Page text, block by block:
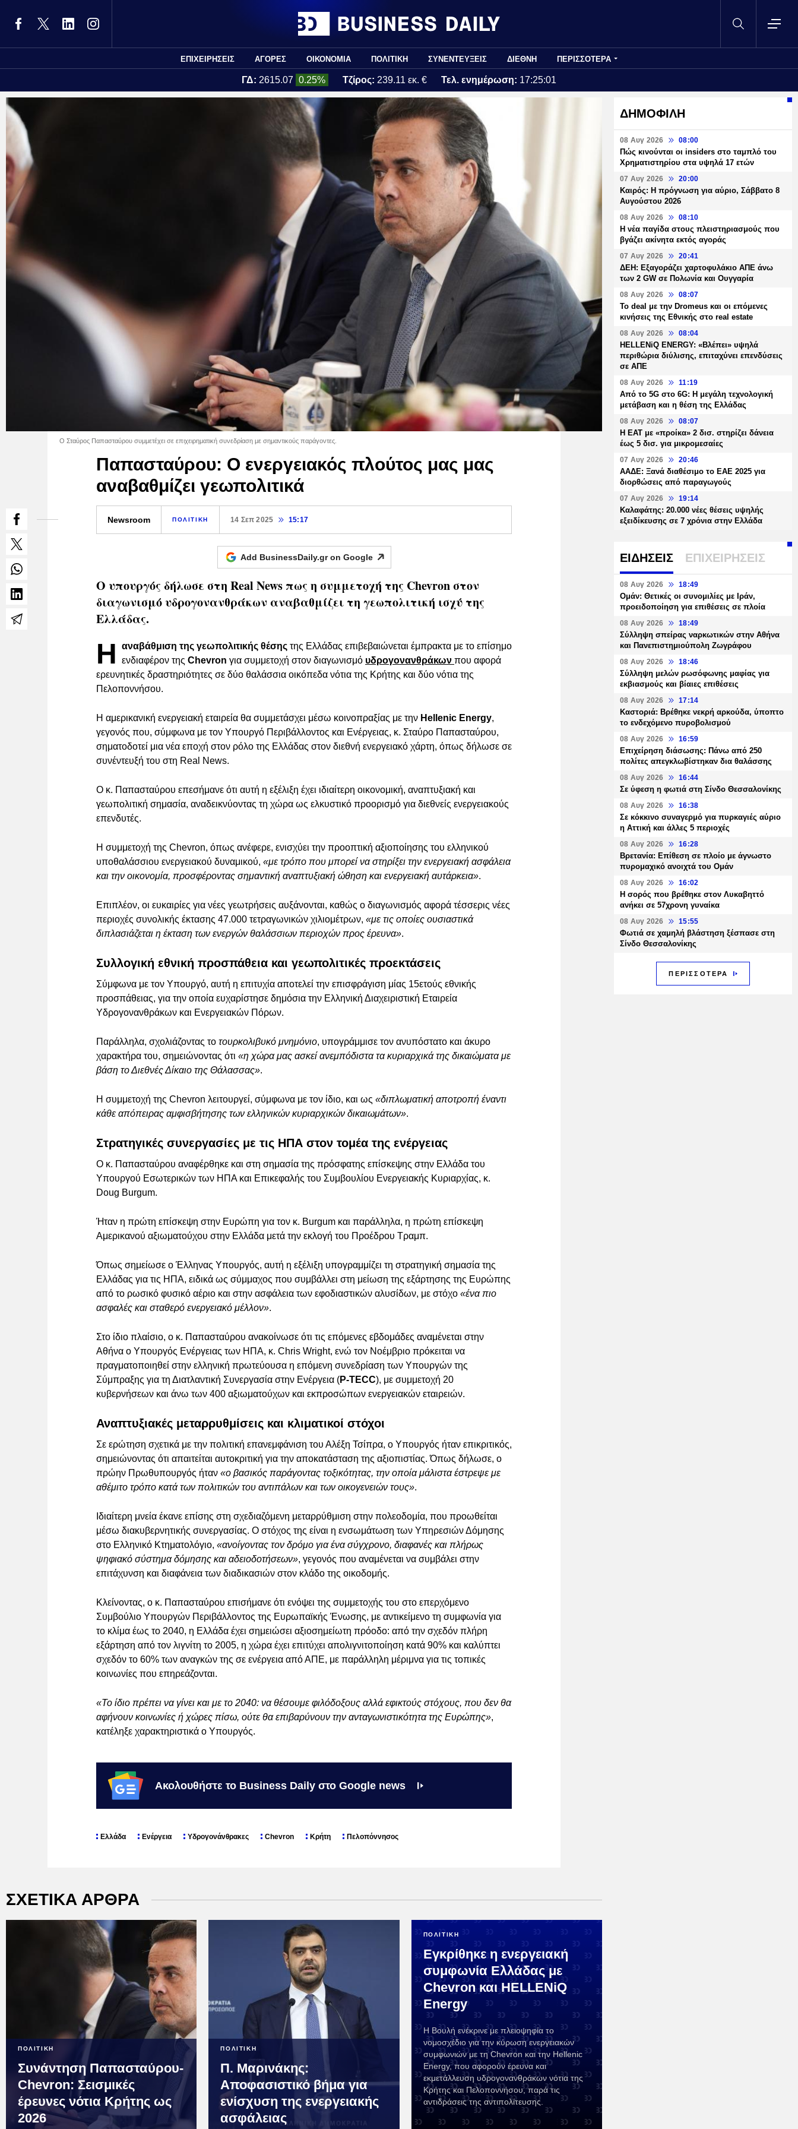
ΕΠΙΧΕΙΡΗΣΕΙΣ ΑΓΟΡΕΣ ΟΙΚΟΝΟΜΙΑ ΠΟΛΙΤΙΚΗ ΣΥΝΕΝΤΕΥΞΕΙΣ ΔΙΕΘΝΗ ΠΕΡΙΣΣΟΤΕΡΑ
ΓΔ: 2615.07 0.25% Τζίρος: 239.11 εκ. € Τελ. ενημέρωση: 17:25:01
Ο Σταύρος Παπασταύρου συμμετέχει σε επιχειρηματική συνεδρίαση με σημαντικούς παράγοντες.
Παπασταύρου: Ο ενεργειακός πλούτος μας μας
αναβαθμίζει γεωπολιτικά
Newsroom ΠΟΛΙΤΙΚΗ 14 Σεπ 2025 15:17
Add BusinessDaily.gr on Google
Ο υπουργός δήλωσε στη Real News πως η συμμετοχή της Chevron στον
διαγωνισμό υδρογονανθράκων αναβαθμίζει τη γεωπολιτική ισχύ της
Ελλάδας.
Η αναβάθμιση της γεωπολιτικής θέσης της Ελλάδας επιβεβαιώνεται έμπρακτα με το επίσημο
ενδιαφέρον της Chevron για συμμετοχή στον διαγωνισμό υδρογονανθράκων που αφορά
ερευνητικές δραστηριότητες σε δύο θαλάσσια οικόπεδα νότια της Κρήτης και δύο νότια της
Πελοποννήσου.
Η αμερικανική ενεργειακή εταιρεία θα συμμετάσχει μέσω κοινοπραξίας με την Hellenic Energy,
γεγονός που, σύμφωνα με τον Υπουργό Περιβάλλοντος και Ενέργειας, κ. Σταύρο Παπασταύρου,
σηματοδοτεί μια νέα εποχή στον ρόλο της Ελλάδας στον διεθνή ενεργειακό χάρτη, όπως δήλωσε σε
συνέντευξή του στη Real News.
Ο κ. Παπασταύρου επεσήμανε ότι αυτή η εξέλιξη έχει ιδιαίτερη οικονομική, αναπτυξιακή και
γεωπολιτική σημασία, αναδεικνύοντας τη χώρα ως ελκυστικό προορισμό για διεθνείς ενεργειακούς
επενδυτές.
Η συμμετοχή της Chevron, όπως ανέφερε, ενισχύει την προοπτική αξιοποίησης του ελληνικού
υποθαλάσσιου ενεργειακού δυναμικού, «με τρόπο που μπορεί να στηρίξει την ενεργειακή ασφάλεια
και την οικονομία, προσφέροντας σημαντική αναπτυξιακή ώθηση και ενεργειακή αυτάρκεια».
Επιπλέον, οι ευκαιρίες για νέες γεωτρήσεις αυξάνονται, καθώς ο διαγωνισμός αφορά τέσσερις νέες
περιοχές συνολικής έκτασης 47.000 τετραγωνικών χιλιομέτρων, «με τις οποίες ουσιαστικά
διπλασιάζεται η έκταση των ενεργών θαλάσσιων περιοχών προς έρευνα».
Συλλογική εθνική προσπάθεια και γεωπολιτικές προεκτάσεις
Σύμφωνα με τον Υπουργό, αυτή η επιτυχία αποτελεί την επισφράγιση μίας 15ετούς εθνικής
προσπάθειας, για την οποία ευχαρίστησε δημόσια την Ελληνική Διαχειριστική Εταιρεία
Υδρογονανθράκων και Ενεργειακών Πόρων.
Παράλληλα, σχολιάζοντας το τουρκολιβυκό μνημόνιο, υπογράμμισε τον ανυπόστατο και άκυρο
χαρακτήρα του, σημειώνοντας ότι «η χώρα μας ασκεί ανεμπόδιστα τα κυριαρχικά της δικαιώματα με
βάση το Διεθνές Δίκαιο της Θάλασσας».
Η συμμετοχή της Chevron λειτουργεί, σύμφωνα με τον ίδιο, και ως «διπλωματική αποτροπή έναντι
κάθε απόπειρας αμφισβήτησης των ελληνικών κυριαρχικών δικαιωμάτων».
Στρατηγικές συνεργασίες με τις ΗΠΑ στον τομέα της ενέργειας
Ο κ. Παπασταύρου αναφέρθηκε και στη σημασία της πρόσφατης επίσκεψης στην Ελλάδα του
Υπουργού Εσωτερικών των ΗΠΑ και Επικεφαλής του Συμβουλίου Ενεργειακής Κυριαρχίας, κ.
Doug Burgum.
Ήταν η πρώτη επίσκεψη στην Ευρώπη για τον κ. Burgum και παράλληλα, η πρώτη επίσκεψη
Αμερικανού αξιωματούχου στην Ελλάδα μετά την εκλογή του Προέδρου Τραμπ.
Όπως σημείωσε ο Έλληνας Υπουργός, αυτή η εξέλιξη υπογραμμίζει τη στρατηγική σημασία της
Ελλάδας για τις ΗΠΑ, ειδικά ως σύμμαχος που συμβάλλει στη μείωση της εξάρτησης της Ευρώπης
από το ρωσικό φυσικό αέριο και στην ασφάλεια των εφοδιαστικών αλυσίδων, με στόχο «ένα πιο
ασφαλές και σταθερό ενεργειακό μέλλον».
Στο ίδιο πλαίσιο, ο κ. Παπασταύρου ανακοίνωσε ότι τις επόμενες εβδομάδες αναμένεται στην
Αθήνα ο Υπουργός Ενέργειας των ΗΠΑ, κ. Chris Wright, ενώ τον Νοέμβριο πρόκειται να
πραγματοποιηθεί στην ελληνική πρωτεύουσα η επόμενη συνεδρίαση των Υπουργών της
Σύμπραξης για τη Διατλαντική Συνεργασία στην Ενέργεια (P-TECC), με συμμετοχή 20
κυβερνήσεων και άνω των 400 αξιωματούχων και εκπροσώπων ενεργειακών εταιρειών.
Αναπτυξιακές μεταρρυθμίσεις και κλιματικοί στόχοι
Σε ερώτηση σχετικά με την πολιτική επανεμφάνιση του Αλέξη Τσίπρα, ο Υπουργός ήταν επικριτικός,
σημειώνοντας ότι απαιτείται αυτοκριτική για την αποκατάσταση της αξιοπιστίας. Όπως δήλωσε, ο
πρώην Πρωθυπουργός ήταν «ο βασικός παράγοντας τοξικότητας, την οποία μάλιστα έστρεψε με
αθέμιτο τρόπο κατά των πολιτικών του αντιπάλων και των οικογενειών τους».
Ιδιαίτερη μνεία έκανε επίσης στη σχεδιαζόμενη μεταρρύθμιση στην πολεοδομία, που προωθείται
μέσω διακυβερνητικής συνεργασίας. Ο στόχος της είναι η ενσωμάτωση των Υπηρεσιών Δόμησης
στο Ελληνικό Κτηματολόγιο, «ανοίγοντας τον δρόμο για ένα σύγχρονο, διαφανές και πλήρως
ψηφιακό σύστημα δόμησης και αδειοδοτήσεων», γεγονός που αναμένεται να συμβάλει στην
επιτάχυνση και διαφάνεια των διαδικασιών στον κλάδο της οικοδομής.
Κλείνοντας, ο κ. Παπασταύρου επισήμανε ότι ενόψει της συμμετοχής του στο επερχόμενο
Συμβούλιο Υπουργών Περιβάλλοντος της Ευρωπαϊκής Ένωσης, με αντικείμενο τη συμφωνία για
το κλίμα έως το 2040, η Ελλάδα έχει σημειώσει αξιοσημείωτη πρόοδο: από την σχεδόν πλήρη
εξάρτηση από τον λιγνίτη το 2005, η χώρα έχει επιτύχει απολιγνιτοποίηση κατά 90% και καλύπτει
σχεδόν το 60% των αναγκών της σε ενέργεια από ΑΠΕ, με παράλληλη μέριμνα για τις τοπικές
κοινωνίες που επηρεάζονται.
«Το ίδιο πρέπει να γίνει και με το 2040: να θέσουμε φιλόδοξους αλλά εφικτούς στόχους, που δεν θα
αφήνουν κοινωνίες ή χώρες πίσω, ούτε θα επιβαρύνουν την ανταγωνιστικότητα της Ευρώπης»,
κατέληξε χαρακτηριστικά ο Υπουργός.
Ακολουθήστε το Business Daily στο Google news
Ελλάδα Ενέργεια Υδρογονάνθρακες Chevron Κρήτη Πελοπόννησος
ΣΧΕΤΙΚΑ ΑΡΘΡΑ
ΠΟΛΙΤΙΚΗ
Συνάντηση Παπασταύρου-
Chevron: Σεισμικές
έρευνες νότια Κρήτης ως
2026
ΠΟΛΙΤΙΚΗ
Π. Μαρινάκης:
Αποφασιστικό βήμα για
ενίσχυση της ενεργειακής
ασφάλειας
ΠΟΛΙΤΙΚΗ
Εγκρίθηκε η ενεργειακή
συμφωνία Ελλάδας με
Chevron και HELLENiQ
Energy
Η Βουλή ενέκρινε με πλειοψηφία το
νομοσχέδιο για την κύρωση ενεργειακών
συμφωνιών με τη Chevron και την Hellenic
Energy, που αφορούν έρευνα και
εκμετάλλευση υδρογονανθράκων νότια της
Κρήτης και Πελοποννήσου, παρά τις
αντιδράσεις της αντιπολίτευσης.
ΔΗΜΟΦΙΛΗ
08 Αυγ 2026 08:00
Πώς κινούνται οι insiders στο ταμπλό του
Χρηματιστηρίου στα υψηλά 17 ετών
07 Αυγ 2026 20:00
Καιρός: Η πρόγνωση για αύριο, Σάββατο 8
Αυγούστου 2026
08 Αυγ 2026 08:10
Η νέα παγίδα στους πλειστηριασμούς που
βγάζει ακίνητα εκτός αγοράς
07 Αυγ 2026 20:41
ΔΕΗ: Εξαγοράζει χαρτοφυλάκιο ΑΠΕ άνω
των 2 GW σε Πολωνία και Ουγγαρία
08 Αυγ 2026 08:07
Το deal με την Dromeus και οι επόμενες
κινήσεις της Εθνικής στο real estate
08 Αυγ 2026 08:04
HELLENiQ ENERGY: «Βλέπει» υψηλά
περιθώρια διύλισης, επιταχύνει επενδύσεις
σε ΑΠΕ
08 Αυγ 2026 11:19
Από το 5G στο 6G: Η μεγάλη τεχνολογική
μετάβαση και η θέση της Ελλάδας
08 Αυγ 2026 08:07
Η ΕΑΤ με «προίκα» 2 δισ. στηρίζει δάνεια
έως 5 δισ. για μικρομεσαίες
07 Αυγ 2026 20:46
ΑΑΔΕ: Ξανά διαθέσιμο το ΕΑΕ 2025 για
διορθώσεις από παραγωγούς
07 Αυγ 2026 19:14
Καλαφάτης: 20.000 νέες θέσεις υψηλής
εξειδίκευσης σε 7 χρόνια στην Ελλάδα
ΕΙΔΗΣΕΙΣ ΕΠΙΧΕΙΡΗΣΕΙΣ
08 Αυγ 2026 18:49
Ομάν: Θετικές οι συνομιλίες με Ιράν,
προειδοποίηση για επιθέσεις σε πλοία
08 Αυγ 2026 18:49
Σύλληψη σπείρας ναρκωτικών στην Αθήνα
και Πανεπιστημιούπολη Ζωγράφου
08 Αυγ 2026 18:46
Σύλληψη μελών ρωσόφωνης μαφίας για
εκβιασμούς και βίαιες επιθέσεις
08 Αυγ 2026 17:14
Καστοριά: Βρέθηκε νεκρή αρκούδα, ύποπτο
το ενδεχόμενο πυροβολισμού
08 Αυγ 2026 16:59
Επιχείρηση διάσωσης: Πάνω από 250
πολίτες απεγκλωβίστηκαν δια θαλάσσης
08 Αυγ 2026 16:44
Σε ύφεση η φωτιά στη Σίνδο Θεσσαλονίκης
08 Αυγ 2026 16:38
Σε κόκκινο συναγερμό για πυρκαγιές αύριο
η Αττική και άλλες 5 περιοχές
08 Αυγ 2026 16:28
Βρετανία: Επίθεση σε πλοίο με άγνωστο
πυρομαχικό ανοιχτά του Ομάν
08 Αυγ 2026 16:02
Η σορός που βρέθηκε στον Λυκαβηττό
ανήκει σε 57χρονη γυναίκα
08 Αυγ 2026 15:55
Φωτιά σε χαμηλή βλάστηση ξέσπασε στη
Σίνδο Θεσσαλονίκης
ΠΕΡΙΣΣΟΤΕΡΑ